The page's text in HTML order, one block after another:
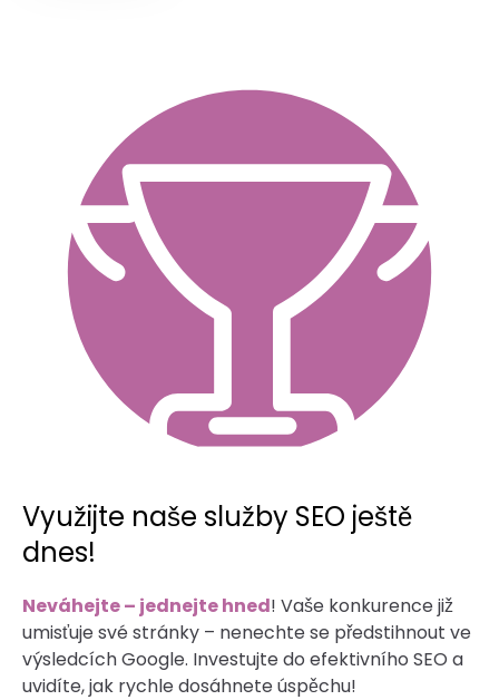
Využijte naše služby SEO ještě
dnes!
Neváhejte – jednejte hned! Vaše konkurence již
umisťuje své stránky – nenechte se předstihnout ve
výsledcích Google. Investujte do efektivního SEO a
uvidíte, jak rychle dosáhnete úspěchu!